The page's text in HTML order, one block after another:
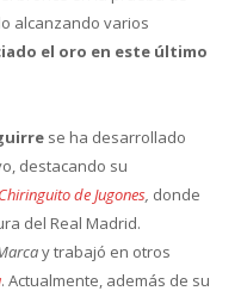
alcanzando varios
el oro en este último
se ha desarrollado
destacando su
de Jugones, donde
del Real Madrid.
y trabajó en otros
. Actualmente, además de su